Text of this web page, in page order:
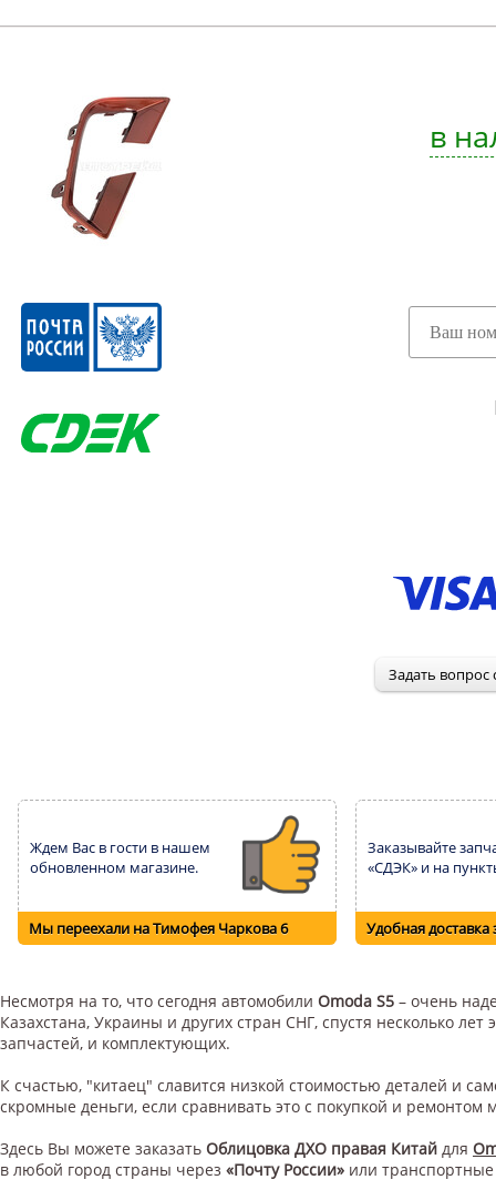
в
Ждем Вас в гости в нашем
обновленном магазине.
Мы переехали на Тимофея Чаркова 6
Заказывайте
«СДЭК» и на
Удобная доставка
Несмотря на то, что сегодня автомобили Omoda S5 – очень
Казахстана, Украины и других стран СНГ, спустя несколько
запчастей, и комплектующих.
К счастью, "китаец" славится низкой стоимостью деталей и
скромные деньги, если сравнивать это с покупкой и
Здесь Вы можете заказать Облицовка ДХО правая Китай для
в любой город страны через «Почту России» или